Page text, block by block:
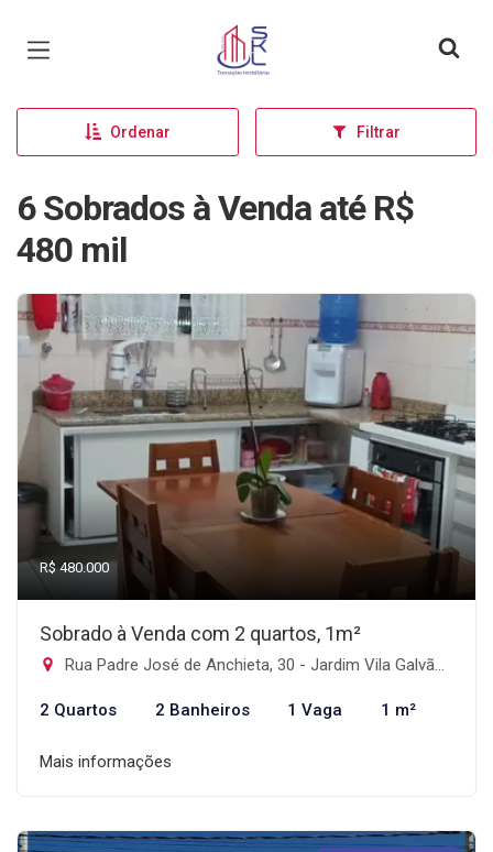
Página inicial
Ordenar Filtrar
6 Sobrados à Venda até R$
480 mil
R$ 480.000
Sobrado à Venda com 2 quartos, 1m²
Rua Padre José de Anchieta, 30 - Jardim Vila Galvão, Guarulhos-SP
2 Quartos 2 Banheiros 1 Vaga 1 m²
Mais informações